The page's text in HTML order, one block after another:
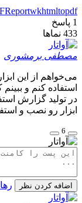
Reportwkhtmltopdf
1 پاسخ
433 نماها
مصطفی برمشوری
استفاده کنم و
در تولید گزارش
ابزار رو نصب و
6
اضافه کردن نظر